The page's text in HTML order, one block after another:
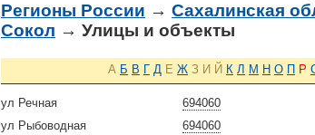
Регионы России → Сахалинская
Сокол → Улицы и объекты
А Б В Г Д Е Ж З И Й К Л М Н О П Р
694060
ул Речная
694060
ул Рыбоводная